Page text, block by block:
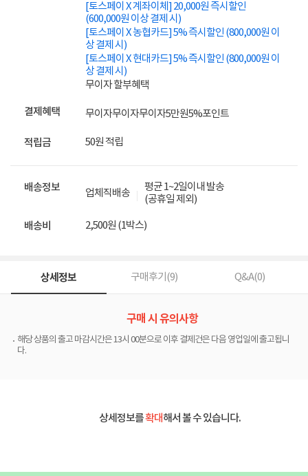
[토스페이 X 계좌이체] 20,000원 즉시할인
(600,000원 이상 결제 시)
[토스페이 X 농협카드] 5% 즉시할인 (800,000원 이
상 결제 시)
[토스페이 X 현대카드] 5% 즉시할인 (800,000원 이
상 결제 시)
무이자 할부혜택
결제혜택 무이자무이자무이자5만원5%포인트
적립금 50원 적립
배송정보 업체직배송
평균 1~2일이내 발송
(공휴일 제외)
배송비 2,500원 (1박스)
상세정보 구매후기(9) Q&A(0)
구매 시 유의사항
해당 상품의 출고 마감시간은 13시 00분으로 이후 결제건은 다음 영업일에 출고됩니
다.
상세정보를확대해서 볼 수 있습니다.